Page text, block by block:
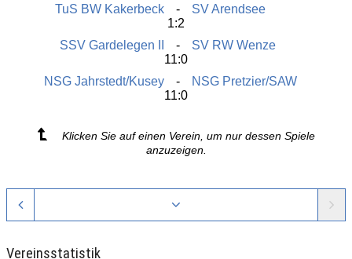
TuS BW Kakerbeck
SV Arendsee
1:2
SSV Gardelegen II
SV RW Wenze
11:0
NSG Jahrstedt/Kusey
NSG Pretzier/SAW
11:0
Klicken Sie auf einen Verein, um nur dessen Spiele
anzuzeigen.
Vereinsstatistik